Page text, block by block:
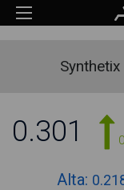
Synthetix
0.301
Alta: